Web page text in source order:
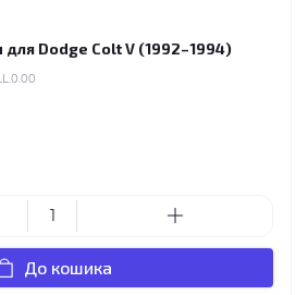
Dodge Colt V (1992–1994)
До кошика